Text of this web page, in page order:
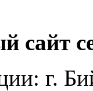
сайт
г.